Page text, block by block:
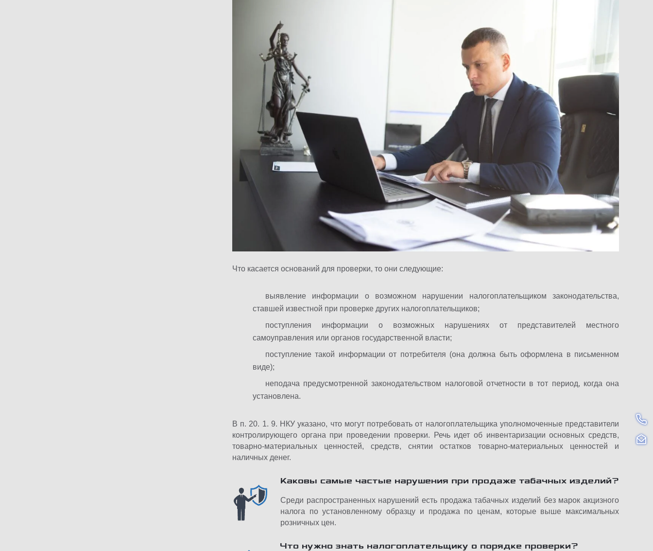
Что касается оснований для проверки, то они следующие:
выявление информации о возможном нарушении налогоплательщиком законодательства,
ставшей известной при проверке других налогоплательщиков;
поступления информации о возможных нарушениях от представителей местного
самоуправления или органов государственной власти;
поступление такой информации от потребителя (она должна быть оформлена в письменном
виде);
неподача предусмотренной законодательством налоговой отчетности в тот период, когда она
установлена.
В п. 20. 1. 9. НКУ указано, что могут потребовать от налогоплательщика уполномоченные представители
контролирующего органа при проведении проверки. Речь идет об инвентаризации основных средств,
товарно-материальных ценностей, средств, снятии остатков товарно-материальных ценностей и
наличных денег.
Каковы самые частые нарушения при продаже табачных изделий?
Среди распространенных нарушений есть продажа табачных изделий без марок акцизного
налога по установленному образцу и продажа по ценам, которые выше максимальных
розничных цен.
Что нужно знать налогоплательщику о порядке проверки?